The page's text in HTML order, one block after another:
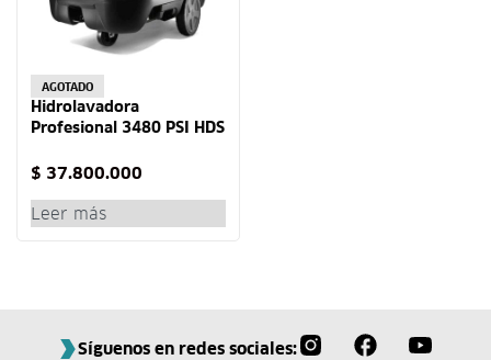
AGOTADO
Hidrolavadora
Profesional 3480 PSI HDS
$ 37.800.000
Leer más
Síguenos en redes sociales: